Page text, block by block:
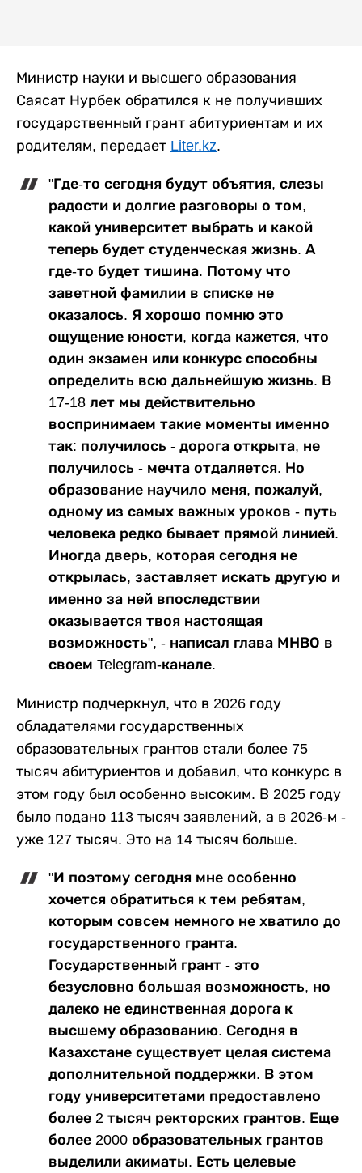
Министр науки и высшего образования
Саясат Нурбек обратился к не получивших
государственный грант абитуриентам и их
родителям, передает Liter.kz.
"Где-то сегодня будут объятия, слезы
радости и долгие разговоры о том,
какой университет выбрать и какой
теперь будет студенческая жизнь. А
где-то будет тишина. Потому что
заветной фамилии в списке не
оказалось. Я хорошо помню это
ощущение юности, когда кажется, что
один экзамен или конкурс способны
определить всю дальнейшую жизнь. В
17-18 лет мы действительно
воспринимаем такие моменты именно
так: получилось - дорога открыта, не
получилось - мечта отдаляется. Но
образование научило меня, пожалуй,
одному из самых важных уроков - путь
человека редко бывает прямой линией.
Иногда дверь, которая сегодня не
открылась, заставляет искать другую и
именно за ней впоследствии
оказывается твоя настоящая
возможность", - написал глава МНВО в
своем Telegram-канале.
Министр подчеркнул, что в 2026 году
обладателями государственных
образовательных грантов стали более 75
тысяч абитуриентов и добавил, что конкурс в
этом году был особенно высоким. В 2025 году
было подано 113 тысяч заявлений, а в 2026-м -
уже 127 тысяч. Это на 14 тысяч больше.
"И поэтому сегодня мне особенно
хочется обратиться к тем ребятам,
которым совсем немного не хватило до
государственного гранта.
Государственный грант - это
безусловно большая возможность, но
далеко не единственная дорога к
высшему образованию. Сегодня в
Казахстане существует целая система
дополнительной поддержки. В этом
году университетами предоставлено
более 2 тысяч ректорских грантов. Еще
более 2000 образовательных грантов
выделили акиматы. Есть целевые